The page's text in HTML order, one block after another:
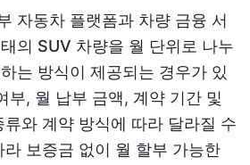
자동차 플랫폼과 차량 금융 서
의 SUV 차량을 월 단위로 나누
는 방식이 제공되는 경우가 있
부, 월 납부 금액, 계약 기간 및
류와 계약 방식에 따라 달라질 수
라 보증금 없이 월 할부 가능한